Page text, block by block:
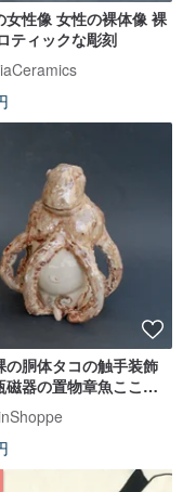
女性像 女性の裸体像 裸
ティックな彫刻
の胴体タコの触手装飾
磁器の置物章魚ここ身